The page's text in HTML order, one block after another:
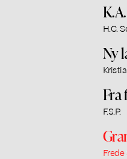
H.C.
Ny
Fra
F.S.P.